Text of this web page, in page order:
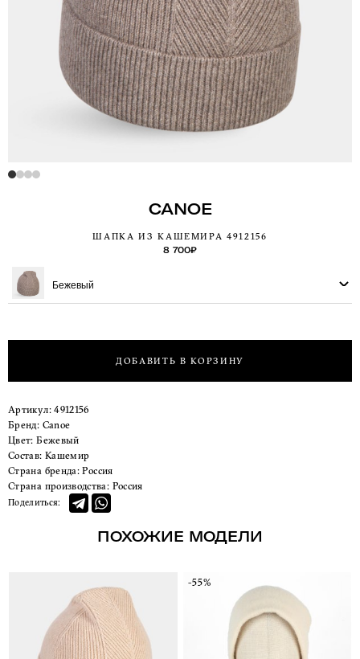
CANOE
ШАПКА ИЗ КАШЕМИРА 4912156
8 700₽
Бежевый
ДОБАВИТЬ В КОРЗИНУ
Артикул:4912156
Бренд:
Canoe
Цвет:
Бежевый
Состав: Кашемир
Страна бренда: Россия
Страна производства: Россия
Поделиться:
ПОХОЖИЕ МОДЕЛИ
-55%